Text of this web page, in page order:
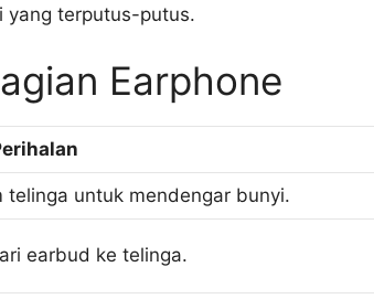
yang terputus-putus.
Earphone
telinga untuk mendengar bunyi.
earbud ke telinga.